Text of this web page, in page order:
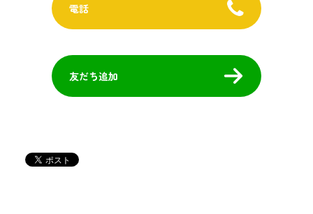
電話
友だち追加